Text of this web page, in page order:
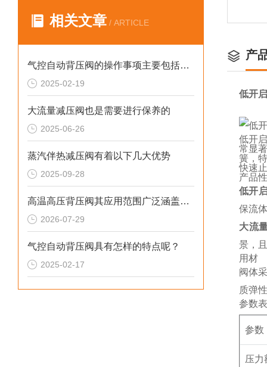
相关文章 / ARTICLE
气控自动背压阀的操作事项主要包括以下几个方面
2025-02-19
大流量减压阀也是需要进行保养的
2025-06-26
蒸汽伴热减压阀有着以下几大优势
2025-09-28
高温高压背压阀其应用范围广泛涵盖以下几个核心领域
2026-07-29
气控自动背压阀具有怎样的特点呢？
2025-02-17
产
低开
低开
常显
簧，
快速
产品
低开
保流
大流
景，
用材
阀体
质弹
参数表
参数
压力